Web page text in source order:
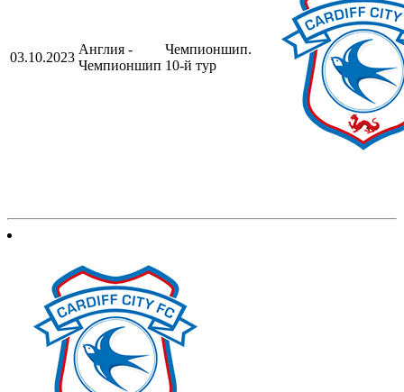
03.10.2023
Англия -
Чемпионшип
Чемпионшип.
10-й тур